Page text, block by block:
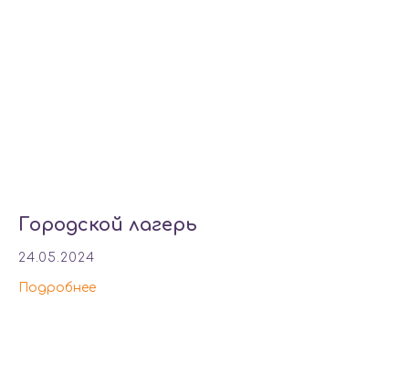
Городской лагерь
24.05.2024
Подробнее